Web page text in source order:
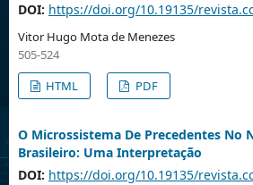
DOI: https://doi.org/10.19135/
Vitor Hugo Mota de Menezes
505-524
HTML
PDF
O Microssistema De Precedentes No
Brasileiro: Uma Interpretação
DOI: https://doi.org/10.19135/